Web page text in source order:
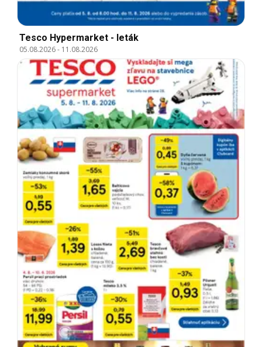
Tesco Hypermarket - leták
05.08.2026- 11.08.2026